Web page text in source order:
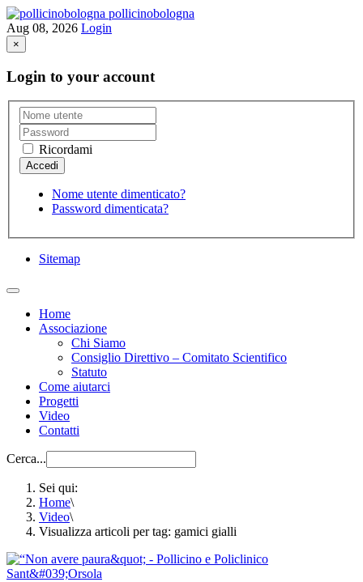
pollicinobologna
Aug 08, 2026 Login
×
Login to your account
Ricordami
Nome utente dimenticato?
Password dimenticata?
Sitemap
Home
Associazione
Chi Siamo
Consiglio Direttivo – Comitato Scientifico
Statuto
Come aiutarci
Progetti
Video
Contatti
Cerca...
Sei qui:
Home\
Video\
Visualizza articoli per tag: gamici gialli